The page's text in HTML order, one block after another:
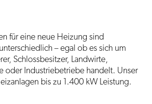
für eine neue Heizung sind
– egal ob es sich um
Schlossbesitzer, Landwirte,
oder Industriebetriebe handelt. Unser
bis zu 1.400 kW Leistung.